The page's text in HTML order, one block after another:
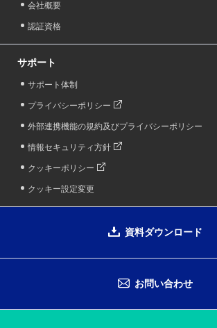
会社概要
認証資格
サポート
サポート体制
プライバシーポリシー
外部連携機能の規約及びプライバシーポリシー
情報セキュリティ方針
クッキーポリシー
クッキー設定変更
資料ダウンロード
お問い合わせ